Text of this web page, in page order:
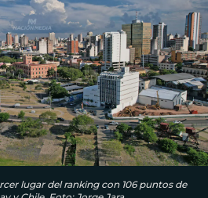
lugar del ranking con 106 puntos de